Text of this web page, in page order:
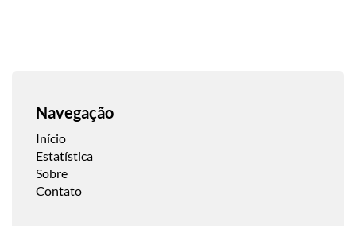
Navegação
Início
Estatística
Sobre
Contato